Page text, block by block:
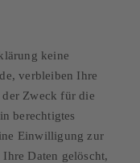
keine
verbleiben Ihre
der Zweck für die
berechtigtes
Einwilligung zur
Daten gelöscht,